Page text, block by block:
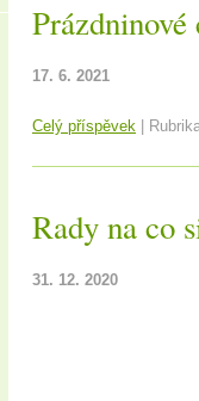
17. 6. 2021
Celý příspěvek
Rady na co
31. 12. 2020